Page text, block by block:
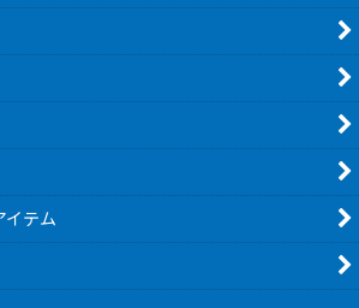
イテム